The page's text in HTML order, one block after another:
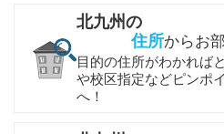
北九州の
住所からお
目的の住所がわかれば
や校区指定などピンポ
へ！